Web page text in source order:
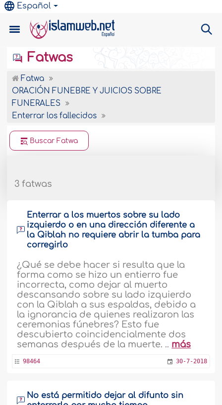
Español
Fatwas
Fatwa
ORACIÓN FUNEBRE Y JUICIOS SOBRE
FUNERALES
Enterrar los fallecidos
Buscar Fatwa
3 fatwas
Enterrar a los muertos sobre su lado
izquierdo o en una dirección diferente a
la Qiblah no requiere abrir la tumba para
corregirlo
¿Qué se debe hacer si resulta que la
forma como se hizo un entierro fue
incorrecta, como dejar al muerto
descansando sobre su lado izquierdo
con la Qiblah a sus espaldas, debido a
la ignorancia de quienes realizaron las
ceremonias fúnebres? Esto fue
descubierto coincidencialmente dos
semanas después de la muerte. .. más
98464 30-7-2018
No está permitido dejar al difunto sin